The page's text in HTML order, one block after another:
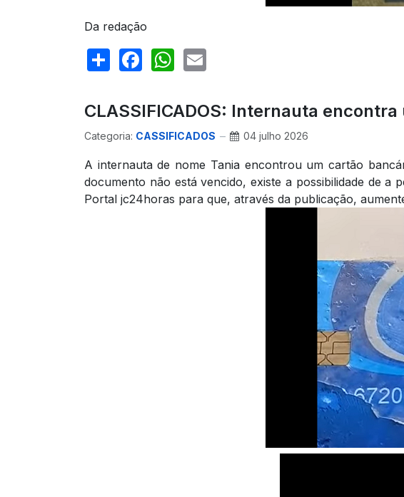
Da redação
ShareFacebook
WhatsApp
CLASSIFICADOS: Internauta
Categoria: CASSIFICADOS 04 julho 2026
A internauta de nome Tania encontrou um cartão
documento não está vencido, existe a possibilidade de
Portal jc24horas para que, através da publicação,